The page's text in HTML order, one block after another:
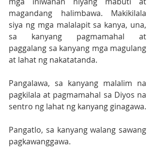
magandang halimbawa. Makikilala
siya ng mga malalapit sa kanya, una,
sa kanyang pagmamahal at
paggalang sa kanyang mga magulang
at lahat ng nakatatanda.
Pangalawa, sa kanyang malalim na
pagkilala at pagmamahal sa Diyos na
sentro ng lahat ng kanyang ginagawa.
Pangatlo, sa kanyang walang sawang
pagkawanggawa.